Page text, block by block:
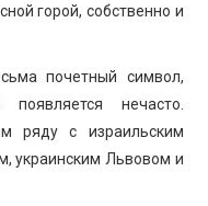
горой, собственно и
почетный символ,
нечасто.
ряду с израильским
украинским Львовом и